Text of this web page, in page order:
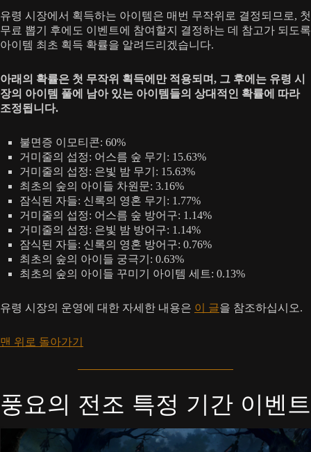
유령 시장에서 획득하는 아이템은 매번 무작위로 결정되므로, 첫
무료 뽑기 후에도 이벤트에 참여할지 결정하는 데 참고가 되도록
아이템 최초 획득 확률을 알려드리겠습니다.
아래의 확률은 첫 무작위 획득에만 적용되며, 그 후에는 유령 시
장의 아이템 풀에 남아 있는 아이템들의 상대적인 확률에 따라
조정됩니다.
불면증 이모티콘: 60%
거미줄의 섭정: 어스름 숲 무기: 15.63%
거미줄의 섭정: 은빛 밤 무기: 15.63%
최초의 숲의 아이들 차원문: 3.16%
잠식된 자들: 신록의 영혼 무기: 1.77%
거미줄의 섭정: 어스름 숲 방어구: 1.14%
거미줄의 섭정: 은빛 밤 방어구: 1.14%
잠식된 자들: 신록의 영혼 방어구: 0.76%
최초의 숲의 아이들 궁극기: 0.63%
최초의 숲의 아이들 꾸미기 아이템 세트: 0.13%
유령 시장의 운영에 대한 자세한 내용은 이 글을 참조하십시오.
맨 위로 돌아가기
풍요의 전조 특정 기간 이벤트